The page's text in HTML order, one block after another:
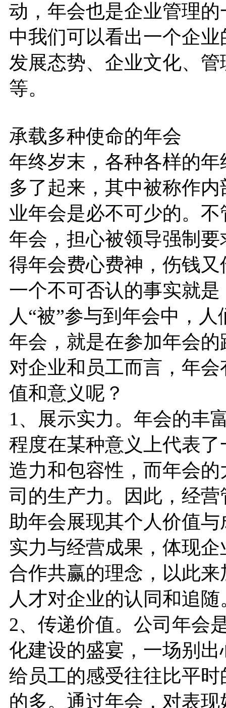
动，年会也是企业管理
中我们可以看出一个企
发展态势、企业文化、
等。
承载多种使命的年会
年终岁末，各种各样的
多了起来，其中被称作内
业年会是必不可少的。
年会，担心被领导强制
得年会费心费神，伤钱
一个不可否认的事实就
人“被”参与到年会中，
年会，就是在参加年会
对企业和员工而言，年
值和意义呢？
1、展示实力。年会的丰
程度在某种意义上代表
造力和包容性，而年会
司的生产力。因此，经
助年会展现其个人价值
实力与经营成果，体现
合作共赢的理念，以此
人才对企业的认同和追随
2、传递价值。公司年会
化建设的盛宴，一场别
给员工的感受往往比平
的多。通过年会，对表